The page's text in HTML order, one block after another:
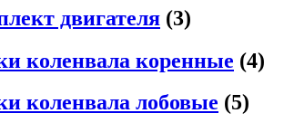
двигателя (3)
коленвала коренные (4)
коленвала лобовые (5)